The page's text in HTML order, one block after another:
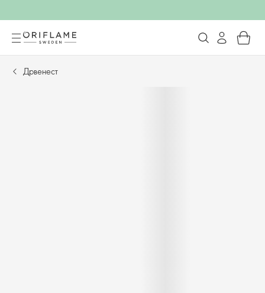
Дрвенест